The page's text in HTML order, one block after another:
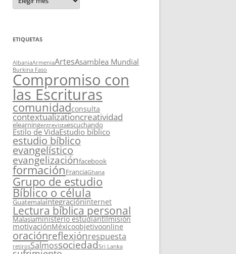
ETIQUETAS
AlbaniaArmeniaArtesAsamblea Mundial
Burkina Faso
Compromiso con
las Escrituras
comunidadconsulta
contextualizationcreatividad
elearningentrevistaescuchando
Estilo de VidaEstudio bíblico
estudio bíblico
evangelístico
evangelizaciónfacebook
formaciónFranciaGhana
Grupo de estudio
Bíblico o célula
Guatemalaintegracióninternet
Lectura bíblica personal
Malasiaministerio estudiantilmisión
motivaciónMéxicoobjetivoonline
oraciónreflexiónrespuesta
retirosSalmossociedadSri Lanka